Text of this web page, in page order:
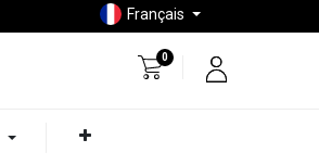
Français
0